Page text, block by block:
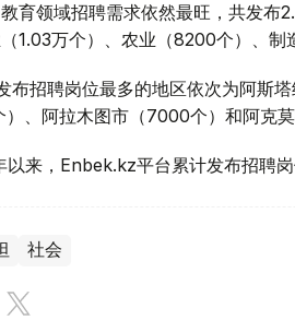
育领域招聘需求依然最旺，共发布
1.03万个）、农业（8200个）、制
布招聘岗位最多的地区依次为阿斯
、阿拉木图市（7000个）和阿克
来，Enbek.kz平台累计发布招聘
社会